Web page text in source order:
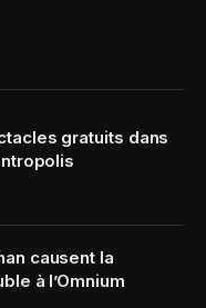
gratuits dans
causent la
à l’Omnium